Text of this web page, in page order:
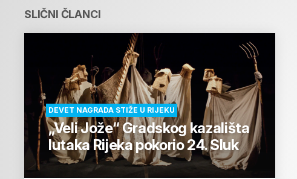
SLIČNI ČLANCI
DEVET NAGRADA STIŽE U RIJEKU
„Veli Jože“ Gradskog kazališta
lutaka Rijeka pokorio 24. Sluk